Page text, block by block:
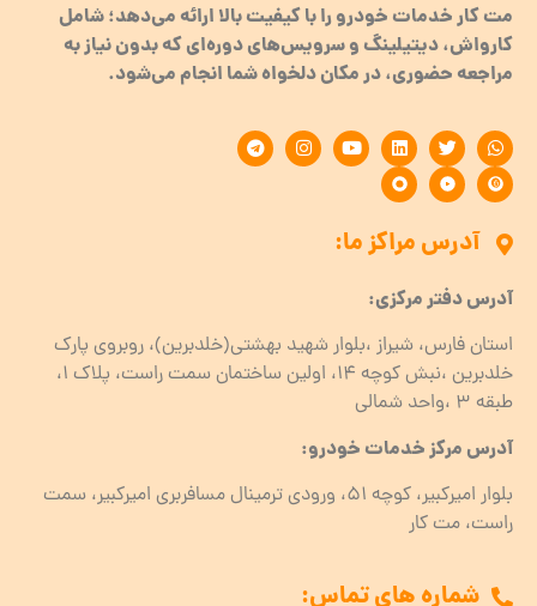
مت کار خدمات خودرو را با کیفیت بالا ارائه می‌دهد؛ شامل
کارواش، دیتیلینگ و سرویس‌های دوره‌ای که بدون نیاز به
مراجعه حضوری، در مکان دلخواه شما انجام می‌شود.
آدرس مراکز ما:
آدرس دفتر مرکزی:
استان فارس، شیراز ،بلوار شهید بهشتی(خلدبرین)، روبروی پارک
خلدبرین ،نبش کوچه ۱۴، اولین ساختمان سمت راست، پلاک 1،
طبقه ۳ ،واحد شمالی
آدرس مرکز خدمات خودرو:
بلوار امیرکبیر، کوچه 51، ورودی ترمینال مسافربری امیرکبیر، سمت
راست، مت کار
شماره های تماس: